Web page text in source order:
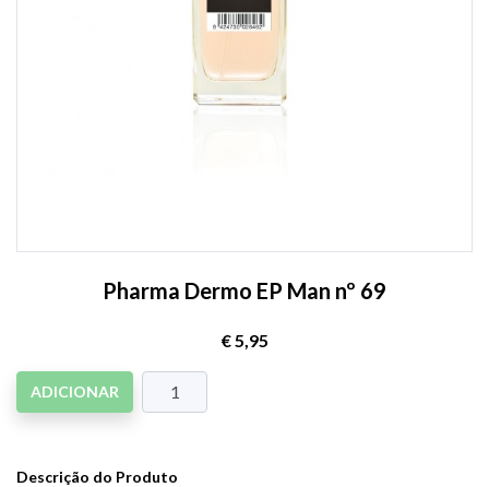
Pharma Dermo EP Man nº 69
€ 5,95
ADICIONAR
Descrição do Produto